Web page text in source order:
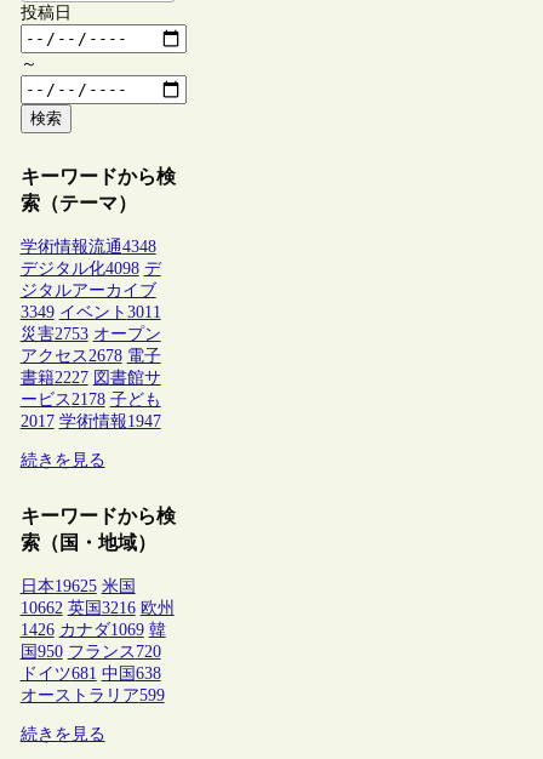
投稿日
～
検索
キーワードから検
索（テーマ）
学術情報流通4348
デジタル化4098 デ
ジタルアーカイブ
3349 イベント 3011
災害2753 オープン
アクセス2678 電子
書籍2227 図書館サ
ービス2178 子ども
2017 学術情報1947
続きを見る
キーワードから検
索（国・地域）
日本19625 米国
10662 英国 3216 欧州
1426 カナダ1069 韓
国 950 フランス 720
ドイツ681 中国 638
オーストラリア599
続きを見る